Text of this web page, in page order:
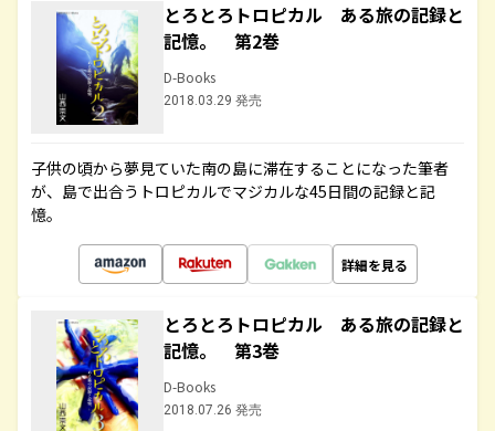
とろとろトロピカル ある旅の記録と
記憶。 第2巻
D-Books
2018.03.29 発売
子供の頃から夢見ていた南の島に滞在することになった筆者
が、島で出合うトロピカルでマジカルな45日間の記録と記
憶。
詳細を見る
とろとろトロピカル ある旅の記録と
記憶。 第3巻
D-Books
2018.07.26 発売